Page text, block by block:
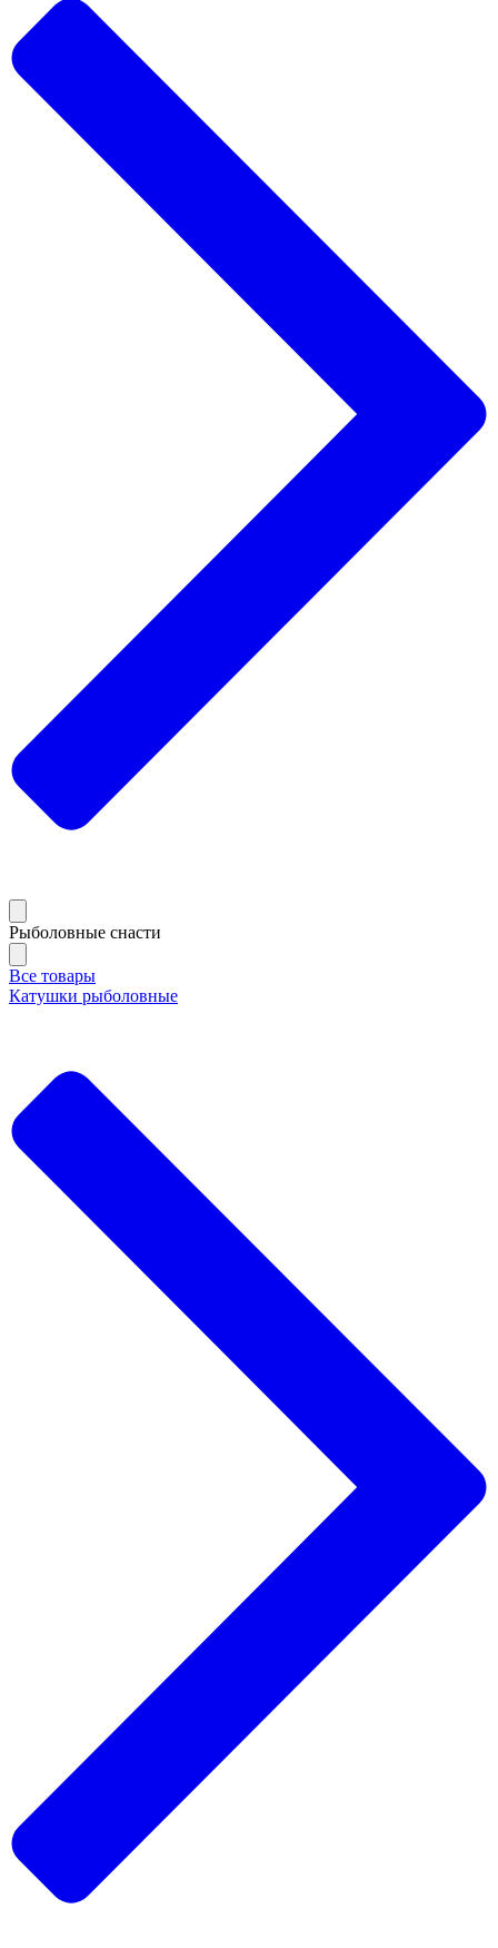
Рыболовные снасти
Все товары
Катушки рыболовные